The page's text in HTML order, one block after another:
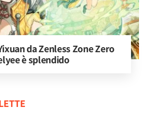
da Zenless Zone Zero
è splendido